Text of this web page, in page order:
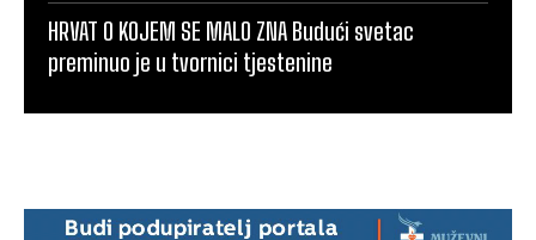
HRVAT O KOJEM SE MALO ZNA Budući svetac
preminuo je u tvornici tjestenine